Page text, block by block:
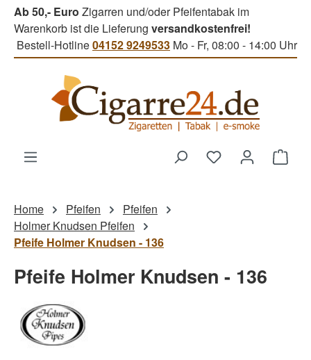
Zum Hauptinhalt springen
Ab 50,- Euro Zigarren und/oder Pfeifentabak im
Warenkorb ist die Lieferung versandkostenfrei!
Bestell-Hotline04152 9249533 Mo - Fr, 08:00 - 14:00 Uhr
Du hast 0
Home Pfeifen
Pfeifen
Holmer Knudsen Pfeifen
Pfeife Holmer Knudsen - 136
Pfeife Holmer Knudsen - 136